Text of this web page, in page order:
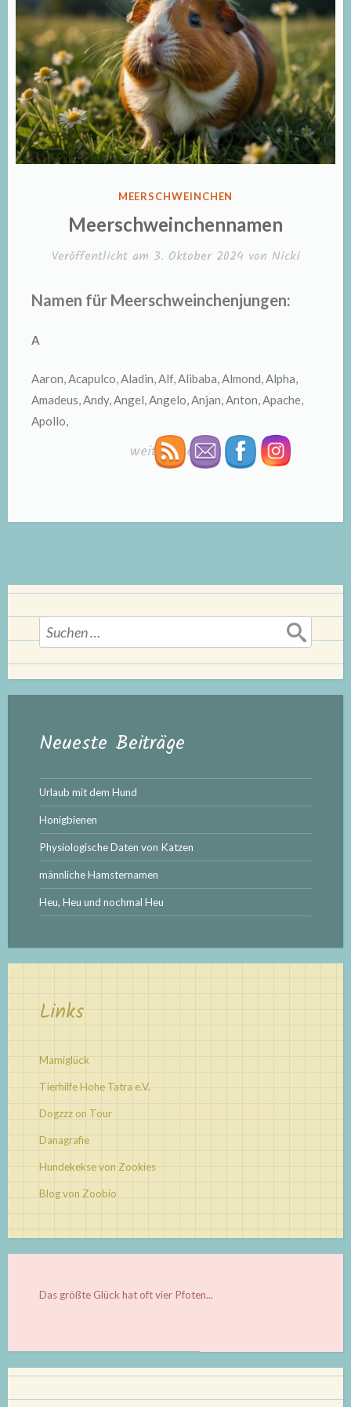
VERÖFFENTLICHT
MEERSCHWEINCHEN
Meerschweinchennamen
Veröffentlicht am 3. Oktober 2024 von Nicki
Namen für Meerschweinchenjungen:
A
Aaron, Acapulco, Aladin, Alf, Alibaba, Almond, Alpha,
Amadeus, Andy, Angel, Angelo, Anjan, Anton, Apache,
Apollo,
„Meerschweinchennamen“
weiterlesen→
Suchen
nach:
Neueste Beiträge
Urlaub mit dem Hund
Honigbienen
Physiologische Daten von Katzen
männliche Hamsternamen
Heu, Heu und nochmal Heu
Links
Mamiglück
Tierhilfe Hohe Tatra e.V.
Dogzzz on Tour
Danagrafie
Hundekekse von Zookies
Blog von Zoobio
Das größte Glück hat oft vier Pfoten...